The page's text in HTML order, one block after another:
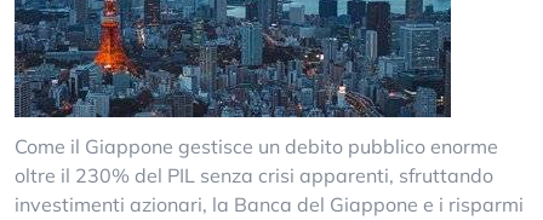
Come il Giappone gestisce un debito pubblico enorme
oltre il 230% del PIL senza crisi apparenti, sfruttando
investimenti azionari, la Banca del Giappone e i risparmi